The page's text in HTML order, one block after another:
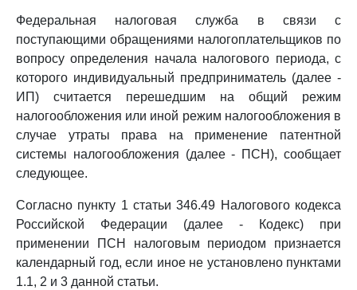
Федеральная налоговая служба в связи с
поступающими обращениями налогоплательщиков по
вопросу определения начала налогового периода, с
которого индивидуальный предприниматель (далее -
ИП) считается перешедшим на общий режим
налогообложения или иной режим налогообложения в
случае утраты права на применение патентной
системы налогообложения (далее - ПСН), сообщает
следующее.
Согласно пункту 1 статьи 346.49 Налогового кодекса
Российской Федерации (далее - Кодекс) при
применении ПСН налоговым периодом признается
календарный год, если иное не установлено пунктами
1.1, 2 и 3 данной статьи.